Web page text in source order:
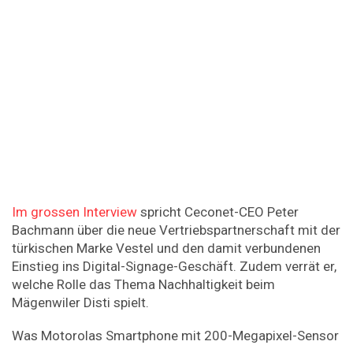
Im grossen Interview spricht Ceconet-CEO Peter
Bachmann über die neue Vertriebspartnerschaft mit der
türkischen Marke Vestel und den damit verbundenen
Einstieg ins Digital-Signage-Geschäft. Zudem verrät er,
welche Rolle das Thema Nachhaltigkeit beim
Mägenwiler Disti spielt.
Was Motorolas Smartphone mit 200-Megapixel-Sensor